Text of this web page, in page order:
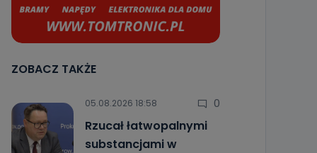
ZOBACZ TAKŻE
05.08.2026 18:58 0
Rzucał łatwopalnymi
substancjami w